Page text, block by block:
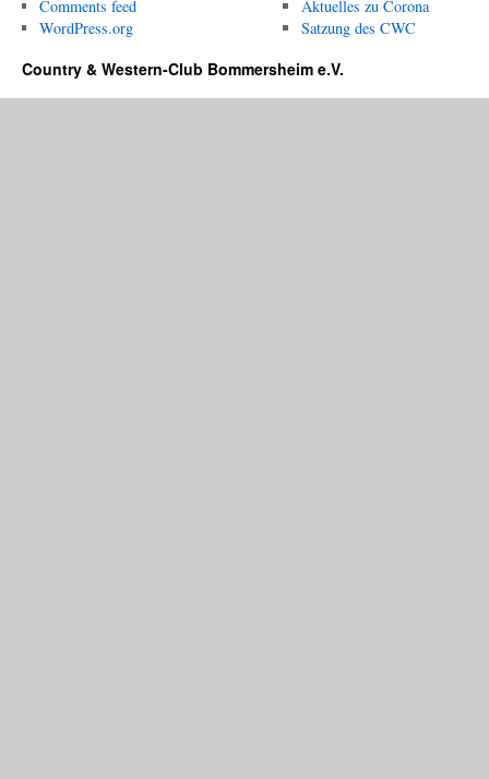
Comments feed
WordPress.org
Aktuelles zu Corona
Satzung des CWC
Country & Western-Club Bommersheim e.V.